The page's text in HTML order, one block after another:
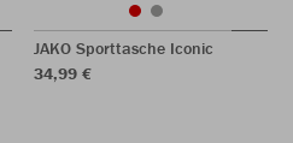
JAKO Sporttasche Iconic
34,99 €